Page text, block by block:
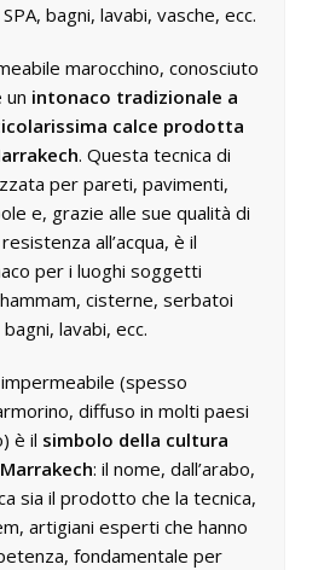
bagni, lavabi, vasche, ecc.
marocchino, conosciuto
un intonaco tradizionale a
calce prodotta
. Questa tecnica di
per pareti, pavimenti,
e, grazie alle sue qualità di
all’acqua, è il
per i luoghi soggetti
cisterne, serbatoi
lavabi, ecc.
(spesso
diffuso in molti paesi
è il simbolo della cultura
: il nome, dall’arabo,
sia il prodotto che la tecnica,
artigiani esperti che hanno
fondamentale per